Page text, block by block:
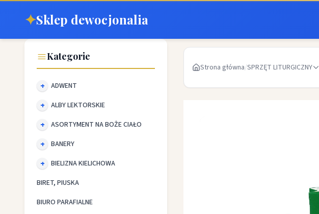
✦Sklep dewocjonalia
Kategorie
ADWENT
ALBY LEKTORSKIE
ASORTYMENT NA BOŻE CIAŁO
BANERY
BIELIZNA KIELICHOWA
BIRET, PIUSKA
BIURO PARAFIALNE
Strona główna/SPRZĘT LITURGICZNY